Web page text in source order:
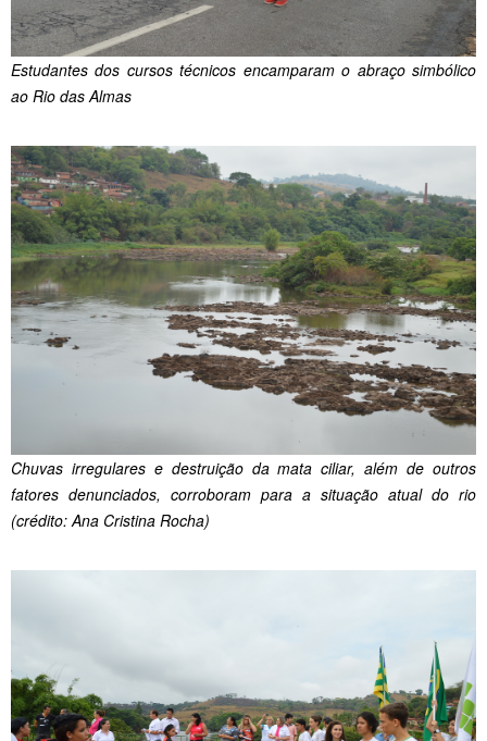
Estudantes dos cursos técnicos encamparam o abraço simbólico
ao Rio das Almas
Chuvas irregulares e destruição da mata ciliar, além de outros
fatores denunciados, corroboram para a situação atual do rio
(crédito: Ana Cristina Rocha)